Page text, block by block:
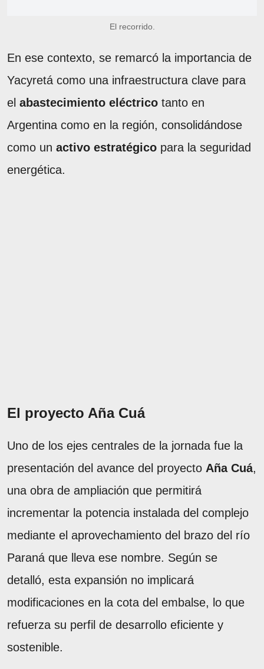
El recorrido.
En ese contexto, se remarcó la importancia de
Yacyretá como una infraestructura clave para
el abastecimiento eléctrico tanto en
Argentina como en la región, consolidándose
como un activo estratégico para la seguridad
energética.
El proyecto Aña Cuá
Uno de los ejes centrales de la jornada fue la
presentación del avance del proyecto Aña Cuá,
una obra de ampliación que permitirá
incrementar la potencia instalada del complejo
mediante el aprovechamiento del brazo del río
Paraná que lleva ese nombre. Según se
detalló, esta expansión no implicará
modificaciones en la cota del embalse, lo que
refuerza su perfil de desarrollo eficiente y
sostenible.